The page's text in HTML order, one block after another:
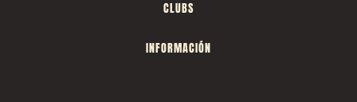
CLUBS
INFORMACIÓN